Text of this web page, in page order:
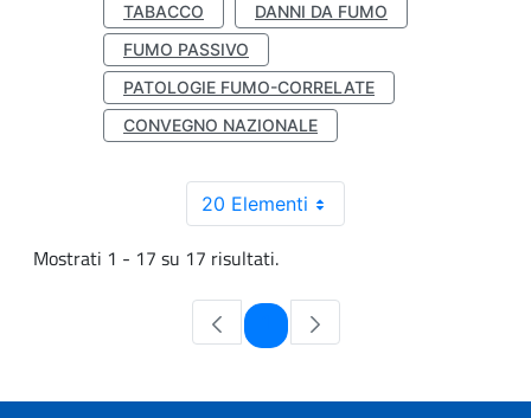
TABACCO
DANNI DA FUMO
FUMO PASSIVO
PATOLOGIE FUMO-CORRELATE
CONVEGNO NAZIONALE
20 Elementi
Mostrati 1 - 17 su 17 risultati.
Pagina